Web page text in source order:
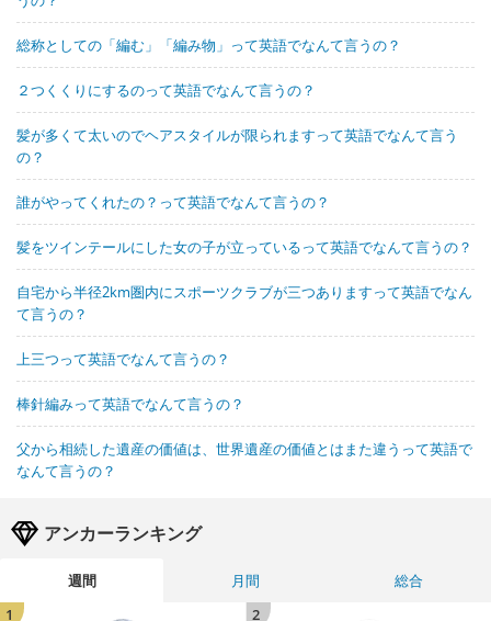
総称としての「編む」「編み物」って英語でなんて言うの？
２つくくりにするのって英語でなんて言うの？
髪が多くて太いのでヘアスタイルが限られますって英語でなんて言う
の？
誰がやってくれたの？って英語でなんて言うの？
髪をツインテールにした女の子が立っているって英語でなんて言うの？
自宅から半径2km圏内にスポーツクラブが三つありますって英語でなん
て言うの？
上三つって英語でなんて言うの？
棒針編みって英語でなんて言うの？
父から相続した遺産の価値は、世界遺産の価値とはまた違うって英語で
なんて言うの？
アンカーランキング
週間 月間
総合
1
2